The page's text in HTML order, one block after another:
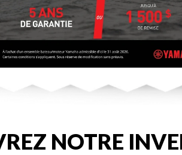
NOTRE